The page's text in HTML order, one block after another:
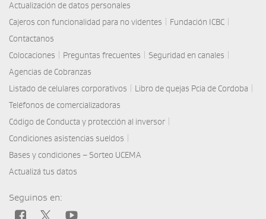
Actualización de datos personales
Cajeros con funcionalidad para no videntes
Fundación ICBC
Contactanos
Colocaciones
Preguntas frecuentes Seguridad en canales
Agencias de Cobranzas
Listado de celulares corporativos
Libro de quejas Pcia de Cordoba
Teléfonos de comercializadoras
Código de Conducta y protección al inversor
Condiciones asistencias sueldos
Bases y condiciones – Sorteo UCEMA
Actualizá tus datos
Seguinos en: